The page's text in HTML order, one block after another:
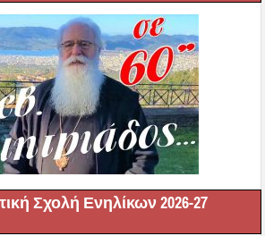
Σχολή Ενηλίκων 2026-27